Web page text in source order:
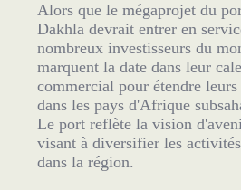
Alors que le mégaprojet du
Dakhla devrait entrer en
nombreux investisseurs du
marquent la date dans leur
commercial pour étendre
dans les pays d'Afrique
Le port reflète la vision
visant à diversifier les
dans la région.